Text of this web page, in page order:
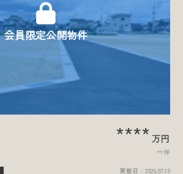
会員限定公開物件
**** 万円
**坪
更新日： 2026.07.15